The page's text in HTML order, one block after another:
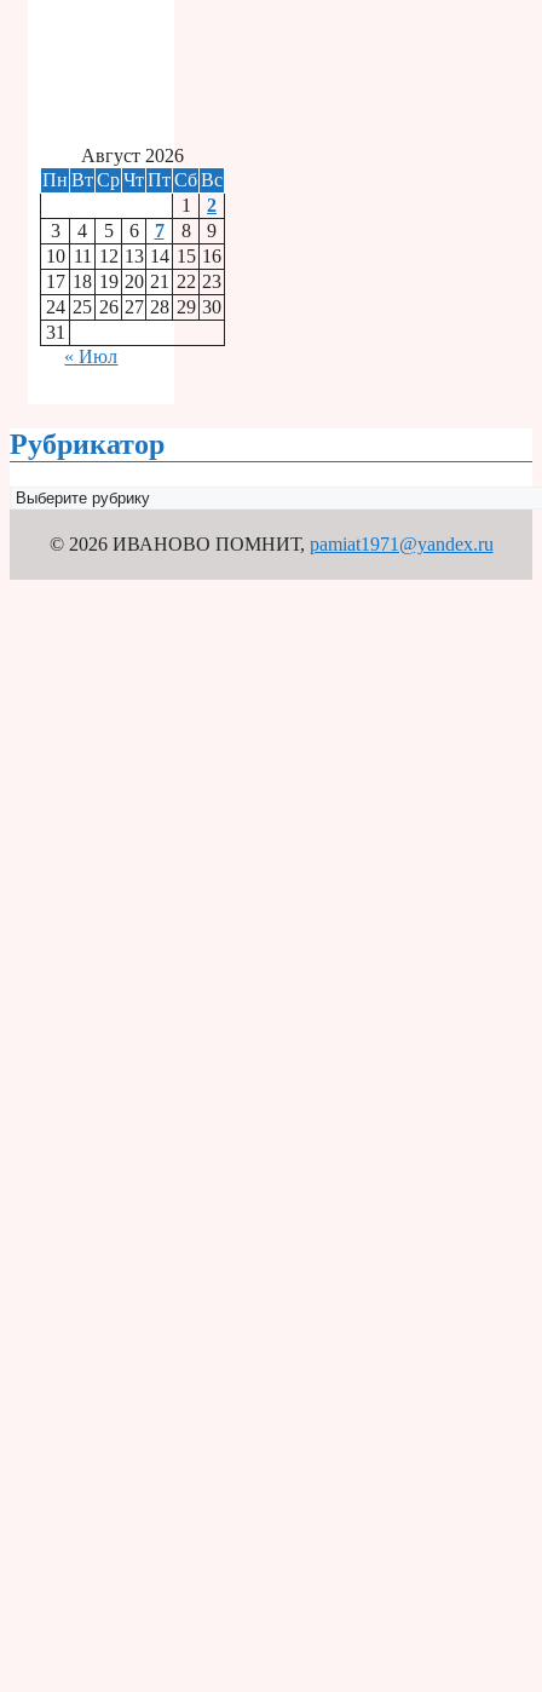
Август 2026
Пн ВтСрЧтПтСбВс
1
2
3
4 5 6 7 8
9
10 11 12 13 14 15 16
17 18 19 20 21 22 23
24 25 26 27 28 29 30
31
« Июл
Рубрикатор
Рубрикатор
© 2026 ИВАНОВО ПОМНИТ, pamiat1971@yandex.ru